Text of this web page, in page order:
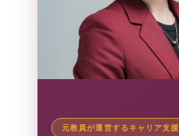
元教員が運営するキャリア支援